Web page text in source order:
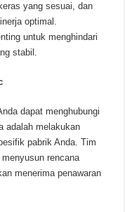
yang sesuai, dan
optimal.
untuk menghindari
stabil.
dapat menghubungi
adalah melakukan
pabrik Anda. Tim
rencana
menerima penawaran